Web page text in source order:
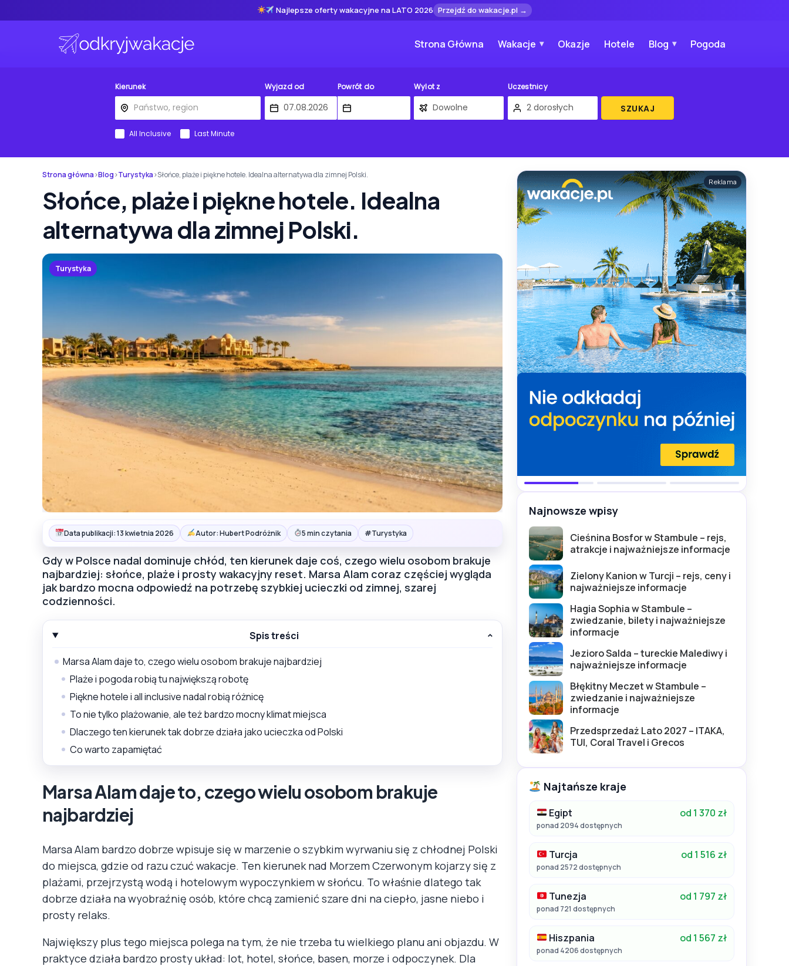
Najlepsze oferty wakacyjne na LATO 2026 Przejdź do wakacje.pl →
Strona Główna Wakacje Okazje Hotele Blog Pogoda
Kierunek Wyjazd od Powrót do Wylot z Uczestnicy
SZUKAJ
All Inclusive Last Minute
Strona główna›Blog›Turystyka›Słońce, plaże i piękne hotele. Idealna alternatywa dla zimnej Polski.
Słońce, plaże i piękne hotele. Idealna
alternatywa dla zimnej Polski.
Turystyka
Data publikacji: 13 kwietnia 2026 Autor: Hubert Podróżnik 5 min czytania #Turystyka
Gdy w Polsce nadal dominuje chłód, ten kierunek daje coś, czego wielu osobom brakuje
najbardziej: słońce, plaże i prosty wakacyjny reset. Marsa Alam coraz częściej wygląda
jak bardzo mocna odpowiedź na potrzebę szybkiej ucieczki od zimnej, szarej
codzienności.
Spis treści
Marsa Alam daje to, czego wielu osobom brakuje najbardziej
Plaże i pogoda robią tu największą robotę
Piękne hotele i all inclusive nadal robią różnicę
To nie tylko plażowanie, ale też bardzo mocny klimat miejsca
Dlaczego ten kierunek tak dobrze działa jako ucieczka od Polski
Co warto zapamiętać
Marsa Alam daje to, czego wielu osobom brakuje
najbardziej
Marsa Alam bardzo dobrze wpisuje się w marzenie o szybkim wyrwaniu się z chłodnej Polski
do miejsca, gdzie od razu czuć wakacje. Ten kierunek nad Morzem Czerwonym kojarzy się z
plażami, przejrzystą wodą i hotelowym wypoczynkiem w słońcu. To właśnie dlatego tak
dobrze działa na wyobraźnię osób, które chcą zamienić szare dni na ciepło, jasne niebo i
prosty relaks.
Największy plus tego miejsca polega na tym, że nie trzeba tu wielkiego planu ani objazdu. W
praktyce działa bardzo prosty układ: lot, hotel, słońce, basen, morze i odpoczynek. Dla
Reklama
Najnowsze wpisy
Cieśnina Bosfor w Stambule – rejs,
atrakcje i najważniejsze informacje
Zielony Kanion w Turcji – rejs, ceny i
najważniejsze informacje
Hagia Sophia w Stambule –
zwiedzanie, bilety i najważniejsze
informacje
Jezioro Salda – tureckie Malediwy i
najważniejsze informacje
Błękitny Meczet w Stambule –
zwiedzanie i najważniejsze
informacje
Przedsprzedaż Lato 2027 – ITAKA,
TUI, Coral Travel i Grecos
Najtańsze kraje
Egipt od 1 370 zł
ponad 2094 dostępnych
Turcja od 1 516 zł
ponad 2572 dostępnych
Tunezja od 1 797 zł
ponad 721 dostępnych
Hiszpania od 1 567 zł
ponad 4206 dostępnych